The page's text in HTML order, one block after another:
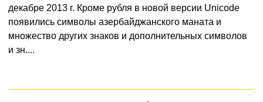
декабре 2013 г. Кроме рубля в новой версии Unicode
появились символы азербайджанского маната и
множество других знаков и дополнительных символов
и зн....